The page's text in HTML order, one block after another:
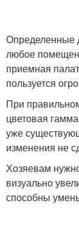
Определенные
любое
приемная
пользуется
При
цветовая
уже
изменения не
Хозяевам
визуально
способны